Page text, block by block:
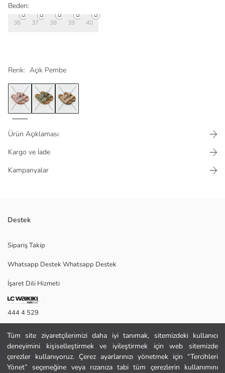
Tüm site ziyaretçilerimizi daha iyi tanımak, sitemizdeki kullanıcı
deneyimini kişiselleştirmek ve iyileştirmek için web sitemizde
çerezler kullanıyoruz. Çerez ayarlarınızı yönetmek için “Tercihleri
Yönet” seçeneğine veya rızanıza tabi tüm çerezlerin kullanımını
Renk: Açık Pembe
Beden:
36 37 38 39 40
Ürün Açıklaması
Kargo ve İade
Kampanyalar
tokalı iki adet geniş banta sahiptir.
Menşei:
Satıcı:
Marka:
Cinsiyet:
Desen:
Kumaş:
Burun Şekli:
Destek
Sipariş Takip
Whatsapp Destek Whatsapp Destek
İşaret Dili Hizmeti
444 4 529
İletişim Formu
444 4 529